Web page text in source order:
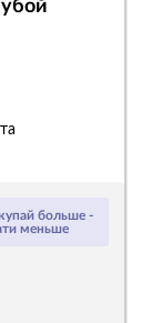
больше -
меньше